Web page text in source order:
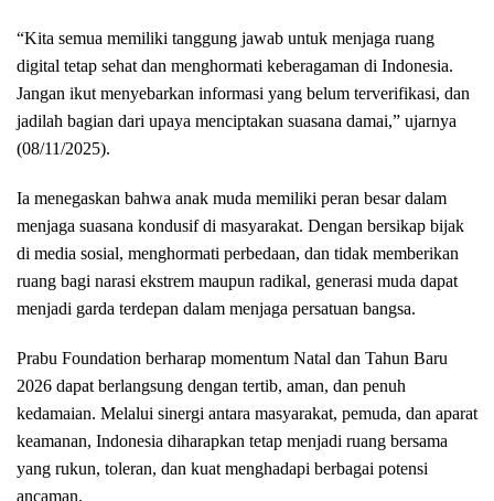
“Kita semua memiliki tanggung jawab untuk menjaga ruang
digital tetap sehat dan menghormati keberagaman di Indonesia.
Jangan ikut menyebarkan informasi yang belum terverifikasi, dan
jadilah bagian dari upaya menciptakan suasana damai,” ujarnya
(08/11/2025).
Ia menegaskan bahwa anak muda memiliki peran besar dalam
menjaga suasana kondusif di masyarakat. Dengan bersikap bijak
di media sosial, menghormati perbedaan, dan tidak memberikan
ruang bagi narasi ekstrem maupun radikal, generasi muda dapat
menjadi garda terdepan dalam menjaga persatuan bangsa.
Prabu Foundation berharap momentum Natal dan Tahun Baru
2026 dapat berlangsung dengan tertib, aman, dan penuh
kedamaian. Melalui sinergi antara masyarakat, pemuda, dan aparat
keamanan, Indonesia diharapkan tetap menjadi ruang bersama
yang rukun, toleran, dan kuat menghadapi berbagai potensi
ancaman.